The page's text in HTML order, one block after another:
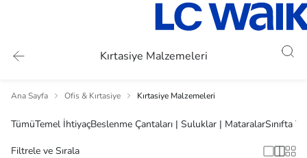
Kırtasiye Malzemeleri
Ana Sayfa Ofis & Kırtasiye Kırtasiye Malzemeleri
TümüTemel İhtiyaçBeslenme Çantaları | Suluklar | MataralarSınıfta
Filtrele ve Sırala